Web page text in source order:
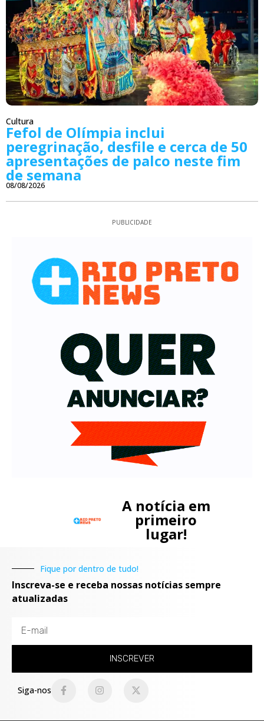
Cultura
Fefol de Olímpia inclui
peregrinação, desfile e cerca de 50
apresentações de palco neste fim
de semana
08/08/2026
PUBLICIDADE
A notícia em
primeiro
lugar!
Fique por dentro de tudo!
Inscreva-se e receba nossas notícias sempre
atualizadas
INSCREVER
Siga-nos